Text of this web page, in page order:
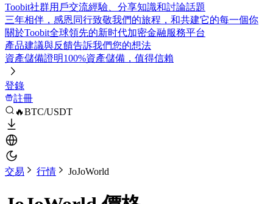
Toobit社群用戶交流經驗、分享知識和討論話題
三年相伴，感恩同行致敬我們的旅程，和共建它的每一個你
關於Toobit全球領先的新时代加密金融服務平台
產品建議與反饋告訴我們您的想法
資產儲備證明100%資產儲備，值得信賴
登錄
註冊
🔥BTC/USDT
交易 行情 JoJoWorld